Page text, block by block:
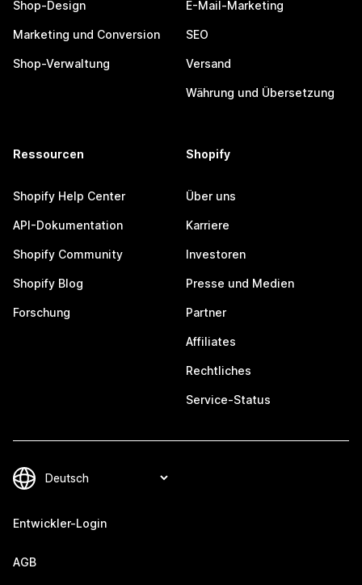
Shop-Design
Marketing und Conversion
Shop-Verwaltung
E-Mail-Marketing
SEO
Versand
Währung und Übersetzung
Ressourcen
Shopify Help Center
API-Dokumentation
Shopify Community
Shopify Blog
Forschung
Shopify
Über uns
Karriere
Investoren
Presse und Medien
Partner
Affiliates
Rechtliches
Service-Status
Entwickler-Login
AGB